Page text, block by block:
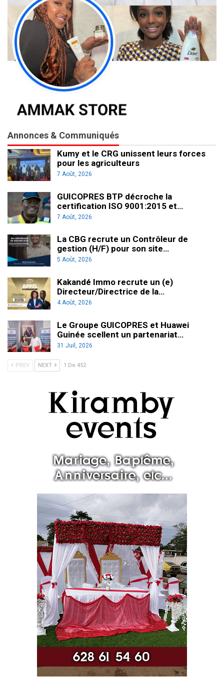
Annonces & Communiqués
Kumy et le CRG unissent leurs forces
pour les agriculteurs
7 Août, 2026
GUICOPRES BTP décroche la
certification ISO 9001:2015 et…
7 Août, 2026
La CBG recrute un Contrôleur de
gestion (H/F) pour son site…
5 Août, 2026
Kakandé Immo recrute un (e)
Directeur/Directrice de la…
4 Août, 2026
Le Groupe GUICOPRES et Huawei
Guinée scellent un partenariat…
31 Juil, 2026
PREV NEXT 1 De 452